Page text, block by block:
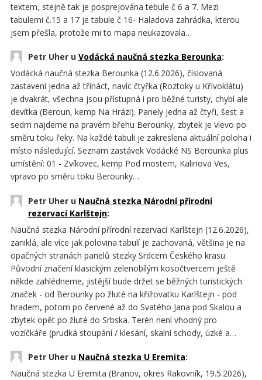
textem, stejně tak je posprejována tebule č 6 a 7. Mezi
tabulemi č.15 a 17 je tabule č 16- Haladova zahrádka, kterou
jsem přešla, protože mi to mapa neukazovala…
Petr Uher u Vodácká naučná stezka Berounka:
Vodácká naučná stezka Berounka (12.6.2026), číslovaná
zastavení jedna až třináct, navíc čtyřka (Roztoky u Křivoklátu)
je dvakrát, všechna jsou přístupná i pro běžné turisty, chybí ale
devítka (Beroun, kemp Na Hrázi). Panely jedna až čtyři, šest a
sedm najdeme na pravém břehu Berounky, zbytek je vlevo po
směru toku řeky. Na každé tabuli je zakreslena aktuální poloha i
místo následující. Seznam zastávek Vodácké NS Berounka plus
umístění: 01 - Zvíkovec, kemp Pod mostem, Kalinova Ves,
vpravo po směru toku Berounky…
Petr Uher u Naučná stezka Národní přírodní
rezervací Karlštejn:
Naučná stezka Národní přírodní rezervací Karlštejn (12.6.2026),
zaniklá, ale více jak polovina tabulí je zachovaná, většina je na
opačných stranách panelů stezky Srdcem Českého krasu.
Původní značení klasickým zelenobílým kosočtvercem ještě
někde zahlédneme, jistější bude držet se běžných turistických
značek - od Berounky po žluté na křižovatku Karlštejn - pod
hradem, potom po červené až do Svatého Jana pod Skalou a
zbytek opět po žluté do Srbska. Terén není vhodný pro
vozíčkáře (prudká stoupání / klesání, skalní schody, úzké a…
Petr Uher u Naučná stezka U Eremita:
Naučná stezka U Eremita (Branov, okres Rakovník, 19.5.2026),